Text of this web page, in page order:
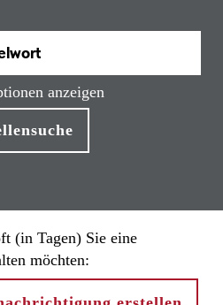
anzeigen
(in Tagen) Sie eine
möchten: